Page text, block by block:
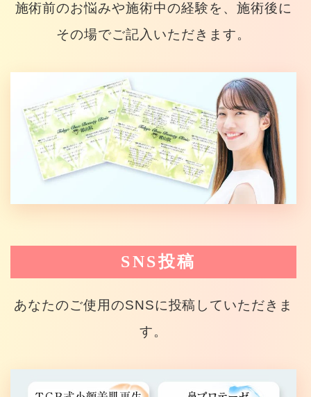
施術前のお悩みや施術中の経験を、施術後に
その場でご記入いただきます。
SNS投稿
あなたのご使用のSNSに投稿していただきま
す。